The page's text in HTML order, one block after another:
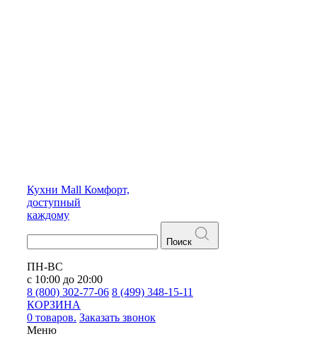
Кухни Mall Комфорт,
доступный
каждому
Поиск
ПН-ВС
с 10:00 до 20:00
8 (800) 302-77-06 8 (499) 348-15-11
КОРЗИНА
0 товаров. Заказать звонок
Меню